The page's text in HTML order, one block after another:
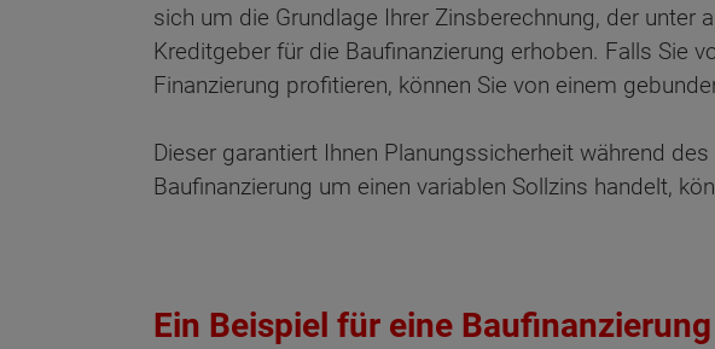
sich um die Grundlage Ihrer Zinsberechnung, der
Kreditgeber für die Baufinanzierung erhoben. Falls Sie
Finanzierung profitieren, können Sie von einem
Dieser garantiert Ihnen Planungssicherheit während
Baufinanzierung um einen variablen Sollzins handelt,
Ein Beispiel für eine
Wonach möchten Sie